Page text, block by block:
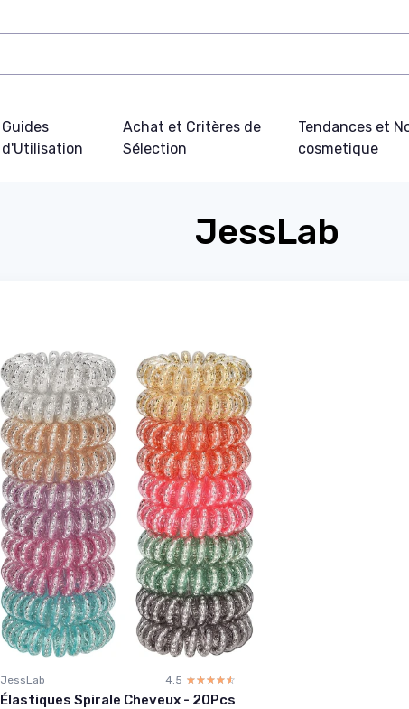
Guides
d'Utilisation
Achat et Critères de
Sélection
Tendances et
cosmetique
JessLab
JessLab 4.5 ☆☆☆☆☆
★★★★★
Élastiques Spirale Cheveux - 20Pcs